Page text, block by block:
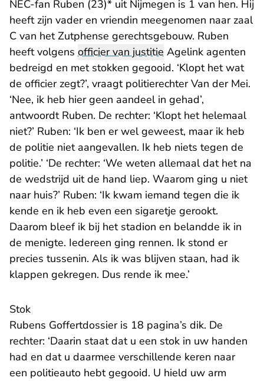
NEC-fan Ruben (23)* uit Nijmegen is 1 van hen. Hij
heeft zijn vader en vriendin meegenomen naar zaal
C van het Zutphense gerechtsgebouw. Ruben
heeft volgens officier van justitie Agelink agenten
bedreigd en met stokken gegooid. ‘Klopt het wat
de officier zegt?’, vraagt politierechter Van der Mei.
‘Nee, ik heb hier geen aandeel in gehad’,
antwoordt Ruben. De rechter: ‘Klopt het helemaal
niet?’ Ruben: ‘Ik ben er wel geweest, maar ik heb
de politie niet aangevallen. Ik heb niets tegen de
politie.’ ‘De rechter: ‘We weten allemaal dat het na
de wedstrijd uit de hand liep. Waarom ging u niet
naar huis?’ Ruben: ‘Ik kwam iemand tegen die ik
kende en ik heb even een sigaretje gerookt.
Daarom bleef ik bij het stadion en belandde ik in
de menigte. Iedereen ging rennen. Ik stond er
precies tussenin. Als ik was blijven staan, had ik
klappen gekregen. Dus rende ik mee.’
Stok
Rubens Goffertdossier is 18 pagina’s dik. De
rechter: ‘Daarin staat dat u een stok in uw handen
had en dat u daarmee verschillende keren naar
een politieauto hebt gegooid. U hield uw arm